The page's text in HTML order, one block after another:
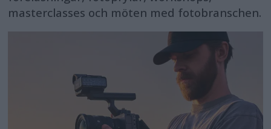
masterclasses och möten med fotobranschen.